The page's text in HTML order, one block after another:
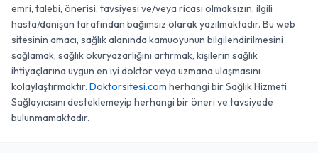
emri, talebi, önerisi, tavsiyesi ve/veya ricası olmaksızın, ilgili
hasta/danışan tarafından bağımsız olarak yazılmaktadır. Bu web
sitesinin amacı, sağlık alanında kamuoyunun bilgilendirilmesini
sağlamak, sağlık okuryazarlığını artırmak, kişilerin sağlık
ihtiyaçlarına uygun en iyi doktor veya uzmana ulaşmasını
kolaylaştırmaktır. Doktorsitesi.com herhangi bir Sağlık Hizmeti
Sağlayıcısını desteklemeyip herhangi bir öneri ve tavsiyede
bulunmamaktadır.